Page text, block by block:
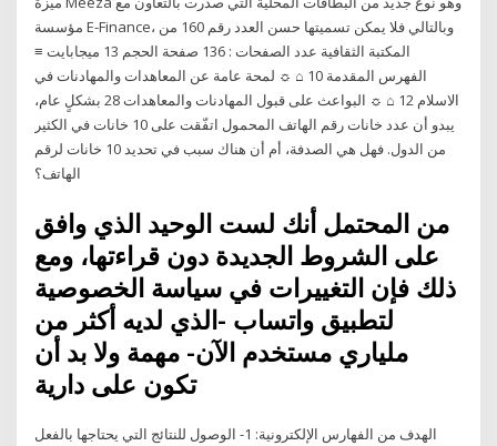
مؤسسة E-Finance، وبالتالي فلا يمكن تسميتها حسن العدد رقم 160 من
المكتبة الثقافية عدد الصفحات : 136 صفحة الحجم 13 ميجابايت ≡
الفهرس المقدمة 10 ⌂ ☼ لمحة عامة عن المعاهدات والمهادنات في
الاسلام 12 ⌂ ☼ البواعث على قبول المهادنات والمعاهدات 28 بشكلٍ عام،
يبدو أن عدد خانات رقم الهاتف المحمول اتفّقت على 10 خانات في الكثير
من الدول. فهل هي الصدفة، أم أن هناك سبب في تحديد 10 خانات لرقم
الهاتف؟
من المحتمل أنك لست الوحيد الذي وافق
على الشروط الجديدة دون قراءتها، ومع
ذلك فإن التغييرات في سياسة الخصوصية
لتطبيق واتساب -الذي لديه أكثر من
ملياري مستخدم الآن- مهمة ولا بد أن
تكون على دارية
الهدف من الفهارس الإلكترونية: 1- الوصول للنتائج التي يحتاجها بالفعل